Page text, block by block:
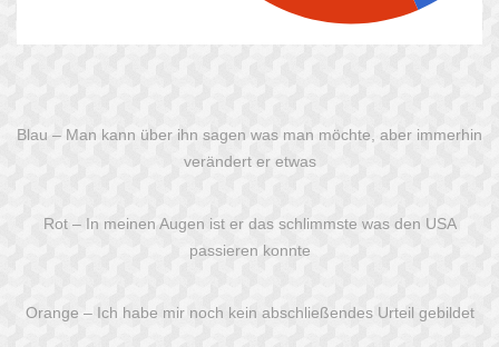
Blau – Man kann über ihn sagen was man möchte, aber immerhin
verändert er etwas
Rot – In meinen Augen ist er das schlimmste was den USA
passieren konnte
Orange – Ich habe mir noch kein abschließendes Urteil gebildet